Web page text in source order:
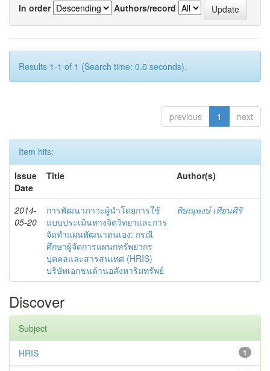
In order
Authors/record
Results 1-1 of 1 (Search time: 0.0 seconds).
previous 1 next
Item hits:
Issue
Date
Title Author(s)
2014-
05-20
การพัฒนาภาวะผู้นำโดยการใช้
แบบประเมินทางจิตวิทยาและการ
จัดทำแผนพัฒนาตนเอง: กรณี
ศึกษาผู้จัดการแผนกทรัพยากร
บุคคลและสารสนเทศ (HRIS)
บริษัทเอกชนด้านอสังหาริมทรัพย์
พิษณุพงษ์ เทียนศิริ
Discover
Subject
1
HRIS